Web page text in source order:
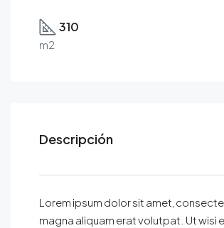
310
m2
Descripción
Lorem ipsum dolor sit amet,
magna aliquam erat volutpat. Ut wisi